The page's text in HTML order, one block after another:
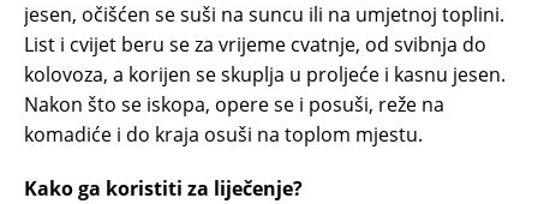
jesen, očišćen se suši na suncu ili na umjetnoj toplini.
List i cvijet beru se za vrijeme cvatnje, od svibnja do
kolovoza, a korijen se skuplja u proljeće i kasnu jesen.
Nakon što se iskopa, opere se i posuši, reže na
komadiće i do kraja osuši na toplom mjestu.
Kako ga koristiti za liječenje?